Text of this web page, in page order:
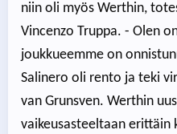
niin oli myös Werthin,
Vincenzo Truppa. - Olen
joukkueemme on
Salinero oli rento ja teki
van Grunsven. Werthin
vaikeusasteeltaan erittäin